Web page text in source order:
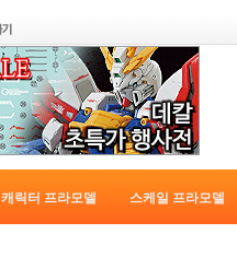
캐릭터 프라모델 스케일 프라모델